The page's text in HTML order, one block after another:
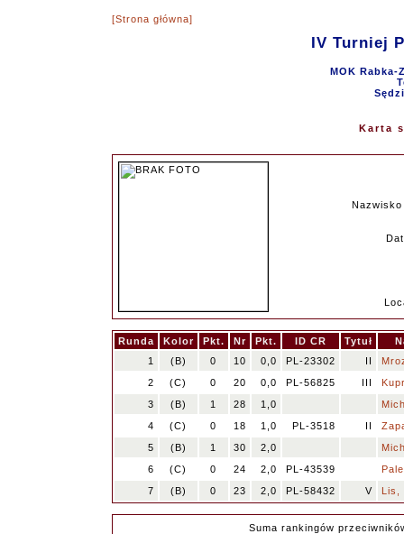
[Strona główna]
IV Turniej
MOK Rabka-
Karta
Nazwisko
Runda Kolor Pkt. Nr Pkt. ID CR Tytuł
1
(B) 0 10 0,0 PL-23302 II
2
(C) 0 20 0,0 PL-56825 III
3
(B) 1 28 1,0
4
(C) 0 18 1,0 PL-3518 II
5
(B) 1 30 2,0
6
(C) 0 24 2,0 PL-43539
7
(B) 0 23 2,0 PL-58432 V Lis,
Suma rankingów